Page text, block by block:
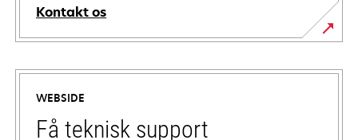
Kontakt os
WEBSIDE
Få teknisk support